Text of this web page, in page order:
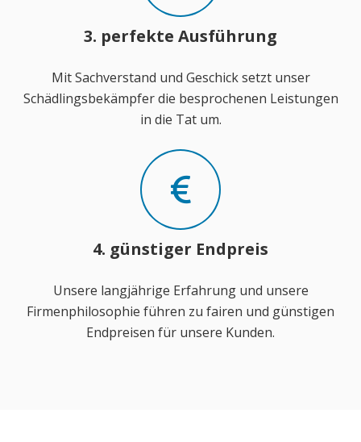
3. perfekte Ausführung
Mit Sachverstand und Geschick setzt unser
Schädlingsbekämpfer die besprochenen Leistungen
in die Tat um.
4. günstiger Endpreis
Unsere langjährige Erfahrung und unsere
Firmenphilosophie führen zu fairen und günstigen
Endpreisen für unsere Kunden.